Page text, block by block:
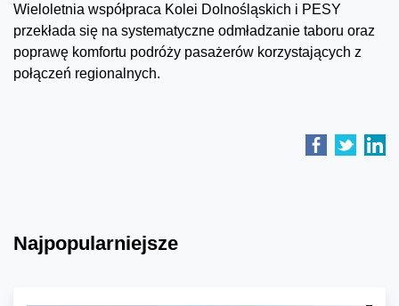
Wieloletnia współpraca Kolei Dolnośląskich i PESY
przekłada się na systematyczne odmładzanie taboru oraz
poprawę komfortu podróży pasażerów korzystających z
połączeń regionalnych.
Najpopularniejsze